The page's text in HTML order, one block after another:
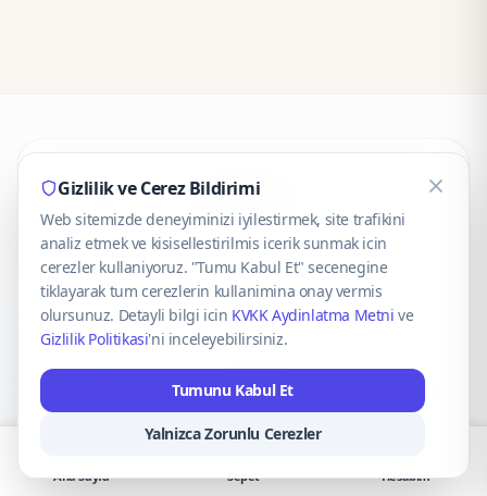
CaseOnn
© 2025 CaseOnn. Tüm hakları saklıdır.
VISA Mastercard
Gizlilik ve Cerez Bildirimi
Web sitemizde deneyiminizi iyilestirmek, site trafikini
analiz etmek ve kisisellestirilmis icerik sunmak icin
cerezler kullaniyoruz. "Tumu Kabul Et" secenegine
tiklayarak tum cerezlerin kullanimina onay vermis
olursunuz. Detayli bilgi icin KVKK Aydinlatma Metni ve
Gizlilik Politikasi'ni inceleyebilirsiniz.
Tumunu Kabul Et
Yalnizca Zorunlu Cerezler
Ana Sayfa Sepet Hesabım